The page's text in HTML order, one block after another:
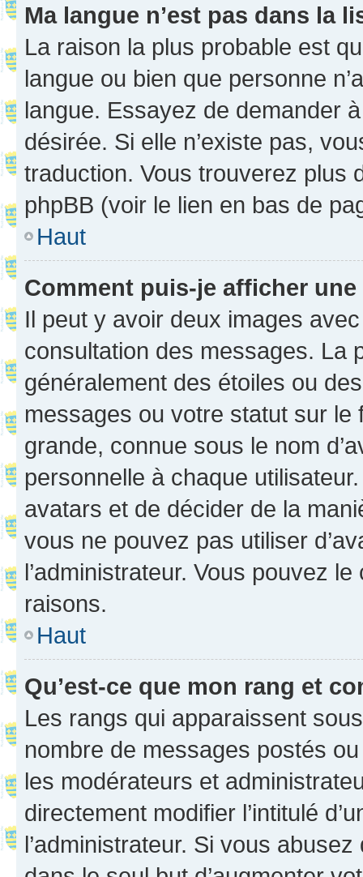
Ma langue n’est pas dans la
La raison la plus probable est
langue ou bien que personne
langue. Essayez de demander
désirée. Si elle n’existe pas,
traduction. Vous trouverez plus
phpBB (voir le lien en bas de
Haut
Comment puis-je afficher
Il peut y avoir deux images
consultation des messages. La
généralement des étoiles ou
messages ou votre statut sur
grande, connue sous le nom
personnelle à chaque utilisateur.
avatars et de décider de la
vous ne pouvez pas utiliser
l’administrateur. Vous pouvez
raisons.
Haut
Qu’est-ce que mon rang et
Les rangs qui apparaissent
nombre de messages postés
les modérateurs et
directement modifier l’intitulé
l’administrateur. Si vous